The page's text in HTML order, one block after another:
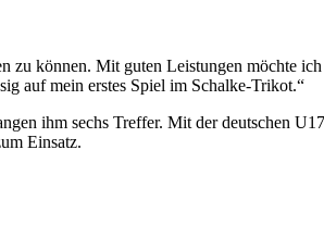
zu können. Mit guten Leistungen möchte
auf mein erstes Spiel im Schalke-Trikot.“
ihm sechs Treffer. Mit der deutschen
Einsatz.